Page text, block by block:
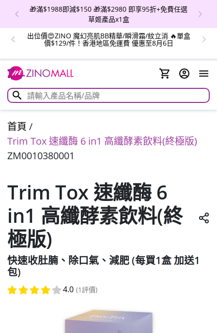
🎁滿$1988即減$150 🎁滿$2980 即享95折+免費任選
草姬產品x1盒
出位價😍ZINO 魔幻亮肌BB精華/瞬滑霜/紋立消 🔥單盒
價$129/件！香港地區免運費 優惠至8月6日
首頁 /
Trim Tox 速纖酶 6 in1 高纖酵素飲料(終極版)
ZM0010380001
Trim Tox 速纖酶 6
in1 高纖酵素飲料(終
極版)
快速收肚腩、除口氣、減肥 (每買1盒 加送1
包)
4.0 (1評價)